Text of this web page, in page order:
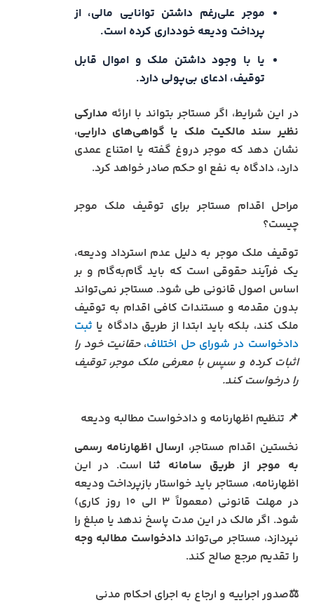
موجر علی‌رغم داشتن توانایی مالی، از
پرداخت ودیعه خودداری کرده است.
یا با وجود داشتن ملک و اموال قابل
توقیف، ادعای بی‌پولی دارد.
در این شرایط، اگر مستاجر بتواند با ارائه مدارکی
نظیر سند مالکیت ملک یا گواهی‌های دارایی،
نشان دهد که موجر دروغ گفته یا امتناع عمدی
دارد، دادگاه به نفع او حکم صادر خواهد کرد.
مراحل اقدام مستاجر برای توقیف ملک موجر
چیست؟
توقیف ملک موجر به دلیل عدم استرداد ودیعه،
یک فرآیند حقوقی است که باید گام‌به‌گام و بر
اساس اصول قانونی طی شود. مستاجر نمی‌تواند
بدون مقدمه و مستندات کافی اقدام به توقیف
ملک کند، بلکه باید ابتدا از طریق دادگاه یا ثبت
دادخواست در شورای حل اختلاف،حقانیت خود را
اثبات کرده و سپس با معرفی ملک موجر، توقیف
را درخواست کند.
📌 تنظیم اظهارنامه و دادخواست مطالبه ودیعه
نخستین اقدام مستاجر، ارسال اظهارنامه رسمی
به موجر از طریق سامانه ثنا است. در این
اظهارنامه، مستاجر باید خواستار بازپرداخت ودیعه
در مهلت قانونی (معمولاً ۳ الی ۱۰ روز کاری)
شود. اگر مالک در این مدت پاسخ ندهد یا مبلغ را
نپردازد، مستاجر می‌تواند دادخواست مطالبه وجه
را تقدیم مرجع صالح کند.
⚖️صدور اجراییه و ارجاع به اجرای احکام مدنی